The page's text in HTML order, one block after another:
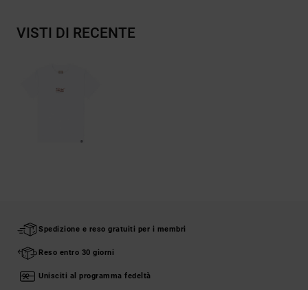
VISTI DI RECENTE
Spedizione e reso gratuiti per i membri
Reso entro 30 giorni
Unisciti al programma fedeltà